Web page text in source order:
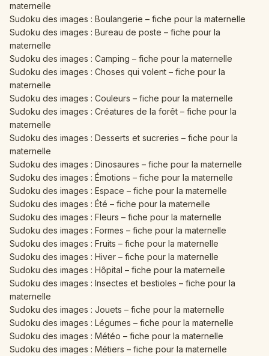
maternelle
Sudoku des images : Boulangerie – fiche pour la maternelle
Sudoku des images : Bureau de poste – fiche pour la
maternelle
Sudoku des images : Camping – fiche pour la maternelle
Sudoku des images : Choses qui volent – fiche pour la
maternelle
Sudoku des images : Couleurs – fiche pour la maternelle
Sudoku des images : Créatures de la forêt – fiche pour la
maternelle
Sudoku des images : Desserts et sucreries – fiche pour la
maternelle
Sudoku des images : Dinosaures – fiche pour la maternelle
Sudoku des images : Émotions – fiche pour la maternelle
Sudoku des images : Espace – fiche pour la maternelle
Sudoku des images : Été – fiche pour la maternelle
Sudoku des images : Fleurs – fiche pour la maternelle
Sudoku des images : Formes – fiche pour la maternelle
Sudoku des images : Fruits – fiche pour la maternelle
Sudoku des images : Hiver – fiche pour la maternelle
Sudoku des images : Hôpital – fiche pour la maternelle
Sudoku des images : Insectes et bestioles – fiche pour la
maternelle
Sudoku des images : Jouets – fiche pour la maternelle
Sudoku des images : Légumes – fiche pour la maternelle
Sudoku des images : Météo – fiche pour la maternelle
Sudoku des images : Métiers – fiche pour la maternelle